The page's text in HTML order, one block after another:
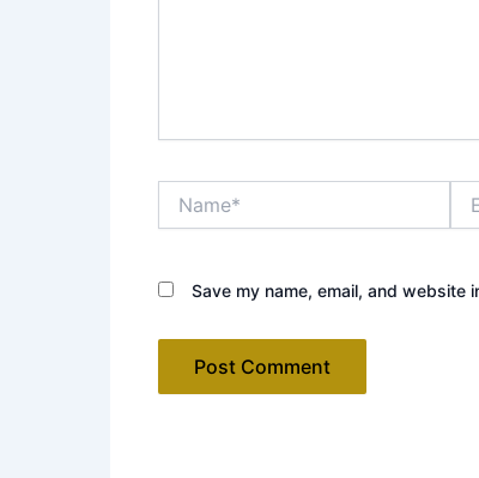
Save my name, email, and website